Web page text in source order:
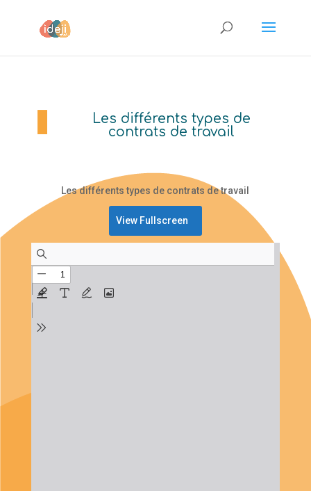
Les différents types de
contrats de travail
Les différents types de contrats de travail
View Fullscreen